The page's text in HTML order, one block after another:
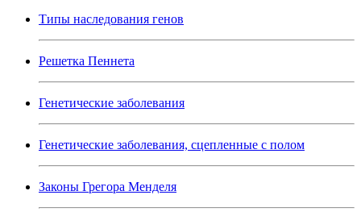
Типы наследования генов
Решетка Пеннета
Генетические заболевания
Генетические заболевания, сцепленные с полом
Законы Грегора Менделя